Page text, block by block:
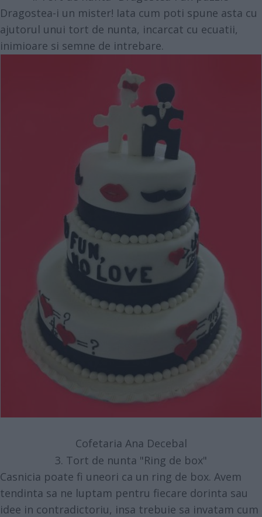
Dragostea-i un mister! Iata cum poti spune asta cu
ajutorul unui tort de nunta, incarcat cu ecuatii,
inimioare si semne de intrebare.
Cofetaria Ana Decebal
3. Tort de nunta "Ring de box"
Casnicia poate fi uneori ca un ring de box. Avem
tendinta sa ne luptam pentru fiecare dorinta sau
idee in contradictoriu, insa trebuie sa invatam cum